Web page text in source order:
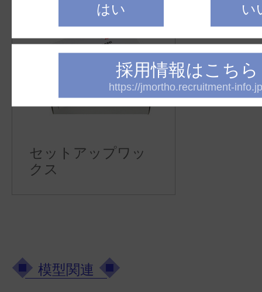
はい い
採用情報はこちら
https://jmortho.recruitment-
セットアップワッ
クス
模型関連